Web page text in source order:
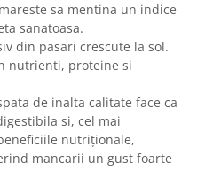
sa mentina un indice
sanatoasa.
din pasari crescute la sol.
nutrienti, proteine si
de inalta calitate face ca
si, cel mai
nutriționale,
mancarii un gust foarte